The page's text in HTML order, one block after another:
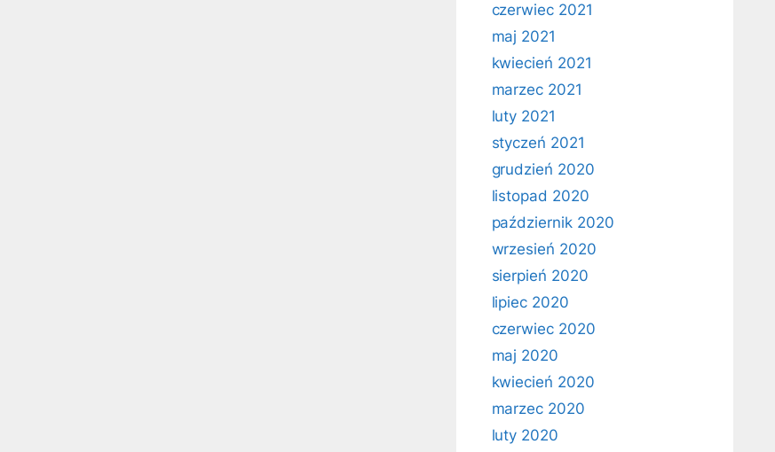
czerwiec 2021
maj 2021
kwiecień 2021
marzec 2021
luty 2021
styczeń 2021
grudzień 2020
listopad 2020
październik 2020
wrzesień 2020
sierpień 2020
lipiec 2020
czerwiec 2020
maj 2020
kwiecień 2020
marzec 2020
luty 2020